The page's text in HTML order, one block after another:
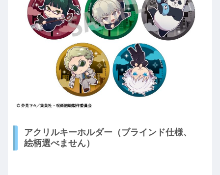
アクリルキーホルダー（ブラインド仕様、
絵柄選べません）